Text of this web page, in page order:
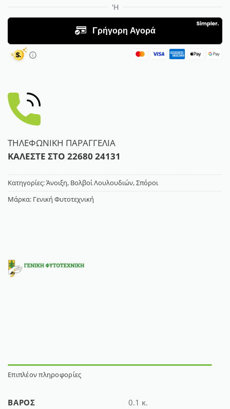
ΤΗΛΕΦΩΝΙΚΗ ΠΑΡΑΓΓΕΛΙΑ
ΚΑΛΕΣΤΕ ΣΤΟ 22680 24131
Κατηγορίες:Άνοιξη, Βολβοί Λουλουδιών,Σπόροι
Μάρκα: Γενική Φυτοτεχνική
Επιπλέον πληροφορίες
ΒΆΡΟΣ 0.1 κ.